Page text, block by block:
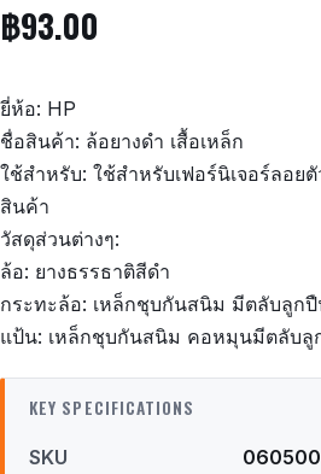
฿93.00
ยี่ห้อ: HP
ชื่อสินค้า: ล้อยางดำ เสื้อเหล็ก
ใช้สำหรับ: ใช้สำหรับเฟอร์นิเจอร์ลอย
สินค้า
วัสดุส่วนต่างๆ:
ล้อ: ยางธรรธาติสีดำ
กระทะล้อ: เหล็กชุบกันสนิม มีตลับลูก
แป้น: เหล็กชุบกันสนิม คอหมุนมีตลับลู
KEY SPECIFICATIONS
SKU